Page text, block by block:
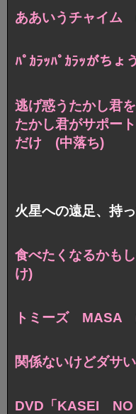
ああいうチャイム
ﾊﾟｶﾗｯﾊﾟｶﾗｯがち
逃げ惑うたかし君
たかし君がサポー
だけ (中落ち)
火星への遠足、持
食べたくなるかも
け)
トミーズ MASA
関係ないけどダサ
DVD「KASEI NO